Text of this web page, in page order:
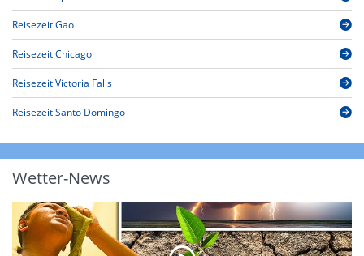
Reisezeit Gao
Reisezeit Chicago
Reisezeit Victoria Falls
Reisezeit Santo Domingo
Wetter-News